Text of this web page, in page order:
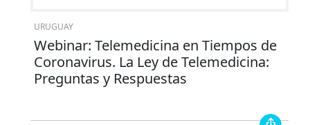
URUGUAY
Webinar: Telemedicina en Tiempos de
Coronavirus. La Ley de Telemedicina:
Preguntas y Respuestas